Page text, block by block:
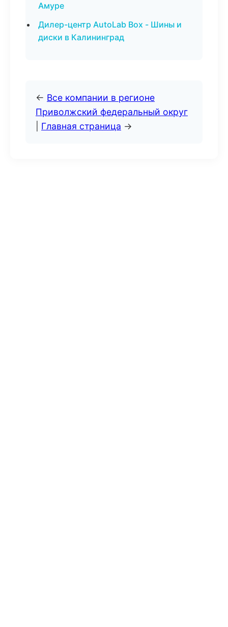
Амуре
Дилер-центр AutoLab Box - Шины и
диски в Калининград
← Все компании в регионе
Приволжский федеральный округ
Главная страница →